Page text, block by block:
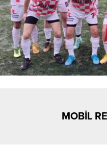
MOBİL